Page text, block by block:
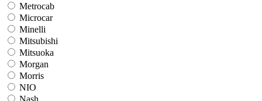
Metrocab
Microcar
Minelli
Mitsubishi
Mitsuoka
Morgan
Morris
NIO
Nash